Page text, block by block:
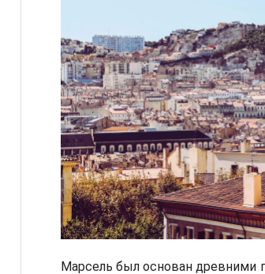
Марсель был основан древними